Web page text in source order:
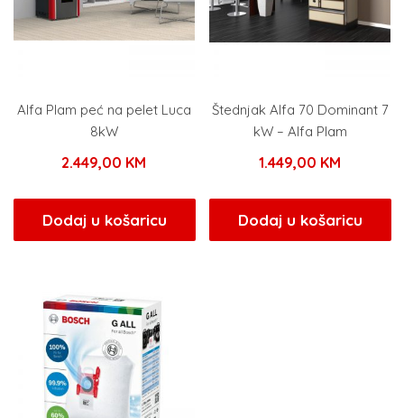
Alfa Plam peć na pelet Luca
8kW
2.449,00 KM
Dodaj u košaricu
Štednjak Alfa 70 Dominant 7
kW – Alfa Plam
1.449,00 KM
Dodaj u košaricu